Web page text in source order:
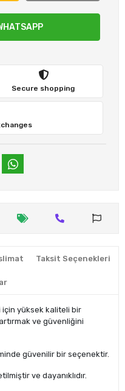
Secure shopping
Taksit Seçenekleri
için yüksek kaliteli bir
ve güvenliğini
güvenilir bir seçenektir.
ve dayanıklıdır.